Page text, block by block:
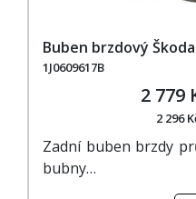
Buben brzdový
1J0609617B
2 779
2 296
Zadní buben brzdy
bubny…